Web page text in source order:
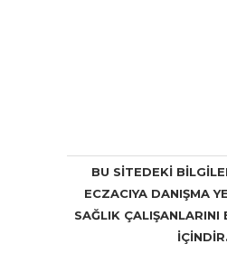
BU SITEDEKI
ECZACIYA DANIŞMA
SAĞLIK ÇALIŞANLARINI
IÇINDIR.